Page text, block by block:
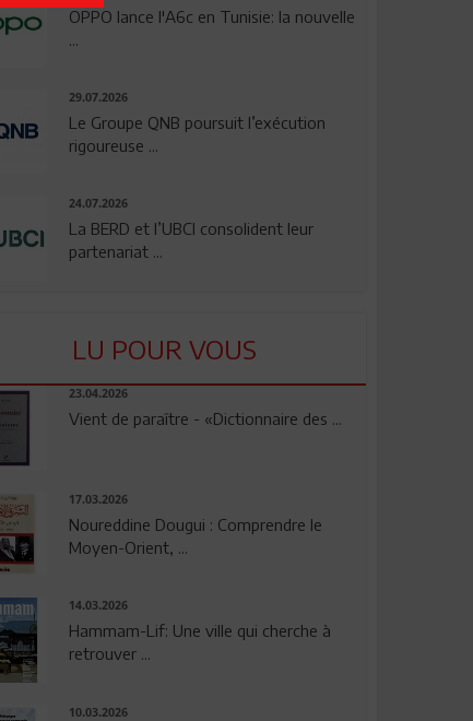
OPPO lance l'A6c en Tunisie: la nouvelle
...
29.07.2026
Le Groupe QNB poursuit l’exécution
rigoureuse ...
24.07.2026
La BERD et l’UBCI consolident leur
partenariat ...
LU POUR VOUS
23.04.2026
Vient de paraître - «Dictionnaire des ...
17.03.2026
Noureddine Dougui : Comprendre le
Moyen-Orient, ...
14.03.2026
Hammam-Lif: Une ville qui cherche à
retrouver ...
10.03.2026